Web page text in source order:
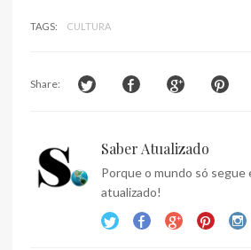
TAGS: CULTURA
Share:
Saber Atualizado
Porque o mundo só
atualizado!